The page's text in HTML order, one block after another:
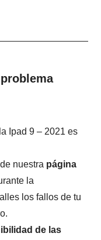
Ipad 9 – 2021 es
nuestra página
la
los fallos de tu
de las